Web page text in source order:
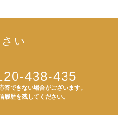
い
438-435
できない場合がございます。
履歴を残してください。